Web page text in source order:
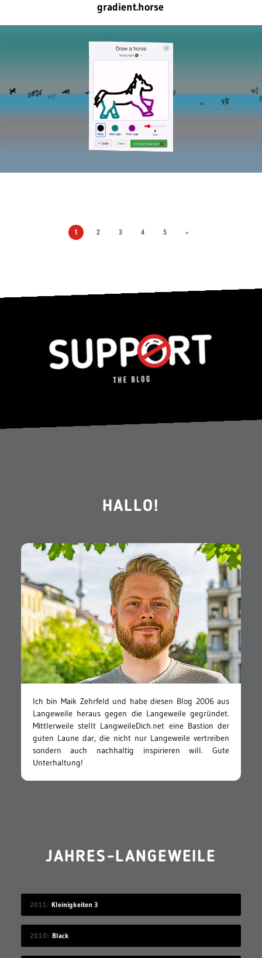
gradient.horse
1 2 3 4 5 »
HALLO!
Ich bin Maik Zehrfeld und habe diesen Blog 2006 aus
Langeweile heraus gegen die Langeweile gegründet.
Mittlerweile stellt LangweileDich.net eine Bastion der
guten Laune dar, die nicht nur Langeweile vertreiben
sondern auch nachhaltig inspirieren will. Gute
Unterhaltung!
JAHRES-LANGEWEILE
2011 Kleinigkeiten 3
2010 Black